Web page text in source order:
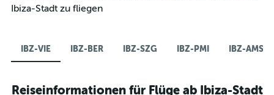
Ibiza-Stadt zu fliegen
IBZ-VIE IBZ-BER IBZ-SZG IBZ-PMI IBZ-AMS
Reiseinformationen für Flüge ab Ibiza-Stadt